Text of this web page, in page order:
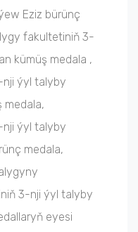
Eziz bürünç
fakultetiniň 3-
kümüş medala ,
ýyl talyby
medala,
ýyl talyby
medala,
3-nji ýyl talyby
eyesi